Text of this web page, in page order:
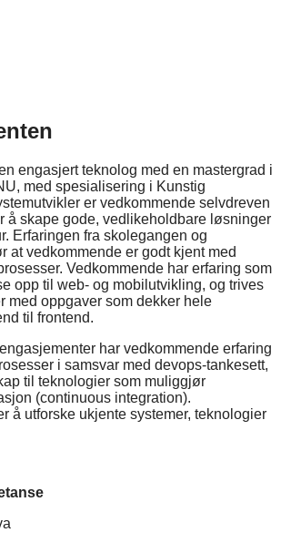
engasjert teknolog med en mastergrad i
med spesialisering i Kunstig
er vedkommende selvdreven
å skape gode, vedlikeholdbare løsninger
Erfaringen fra skolegangen og
at vedkommende er godt kjent med
Vedkommende har erfaring som
opp til web- og mobilutvikling, og trives
med oppgaver som dekker hele
til frontend.
har vedkommende erfaring
i samsvar med devops-tankesett,
til teknologier som muliggjør
(continuous integration).
å utforske ukjente systemer, teknologier